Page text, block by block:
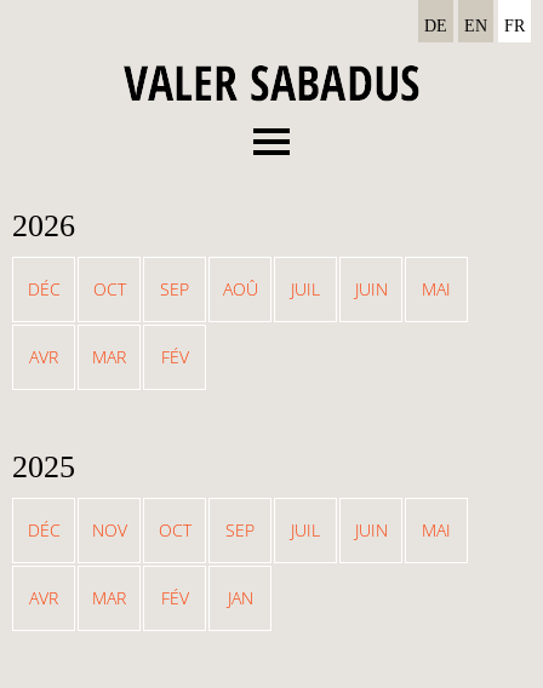
Concerts
Actualités
DE EN FR
2026
DÉC OCT SEP AOÛ JUIL JUIN MAI
AVR MAR FÉV
2025
DÉC NOV OCT SEP JUIL JUIN MAI
AVR MAR FÉV JAN